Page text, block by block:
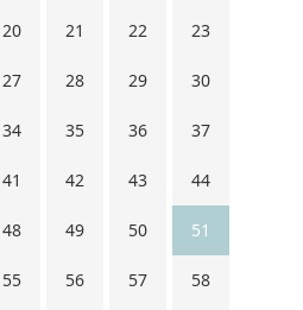
20 21 22 23
27 28 29 30
34 35 36 37
41 42 43 44
48 49 50 51
55 56 57 58